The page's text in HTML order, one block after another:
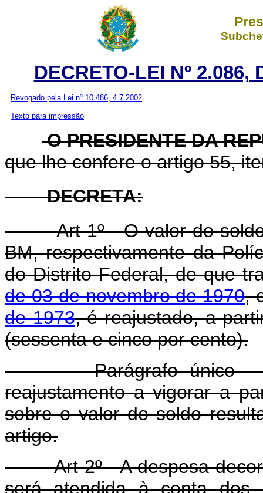
DECRETO-LEI Nº 2.086,
Revogado pela Lei nº 10.486, 4.7.2002
Texto para impressão
O PRESIDENTE DA
que lhe confere o artigo 55,
DECRETA:
Art 1º - O valor do
BM, respectivamente da
do Distrito Federal, de que
de 03 de novembro de 1970,
de 1973, é reajustado, a
(sessenta e cinco por cento).
Parágrafo único - O
reajustamento a vigorar a
sobre o valor do soldo
artigo.
Art 2º - A despesa
será atendida à conta dos